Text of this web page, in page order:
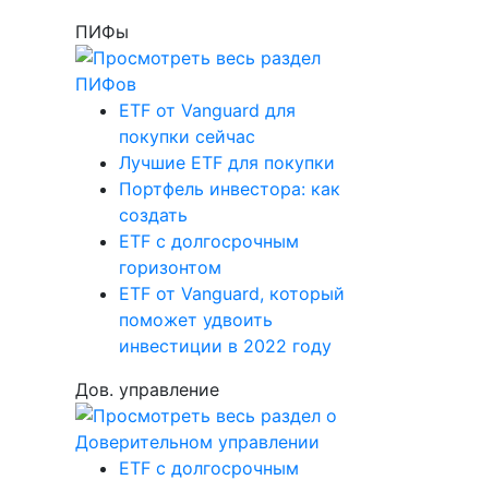
ПИФы
ETF от Vanguard для
покупки сейчас
Лучшие ETF для покупки
Портфель инвестора: как
создать
ETF с долгосрочным
горизонтом
ETF от Vanguard, который
поможет удвоить
инвестиции в 2022 году
Дов. управление
ETF с долгосрочным